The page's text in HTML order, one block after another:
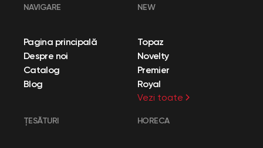
NAVIGARE
Pagina principală
Despre noi
Catalog
Blog
NEW
Topaz
Novelty
Premier
Royal
Vezi toate
ȚESĂTURI HORECA